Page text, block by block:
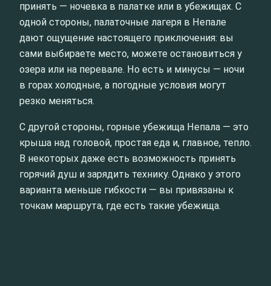
принять — ночевка в палатке или в убежищах. С
одной стороны, палаточные лагеря в Непале
дают ощущение настоящего приключения: вы
сами выбираете место, можете остановиться у
озера или на перевале. Но есть и минусы — ночи
в горах холодные, а погодные условия могут
резко меняться.
С другой стороны, горные убежища Непала — это
крыша над головой, простая еда и, главное, тепло.
В некоторых даже есть возможность принять
горячий душ и зарядить технику. Однако у этого
варианта меньше гибкости — вы привязаны к
точкам маршрута, где есть такие убежища.